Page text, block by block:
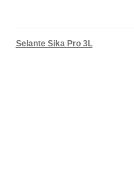
Selante Sika Pro 3L